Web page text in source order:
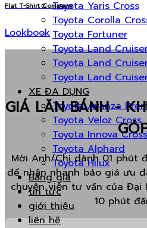
Toyota Yaris Cross
Toyota Corolla
Toyota Fortuner
Toyota Land
Toyota Land
Toyota Land
XE ĐA DỤNG
Toyota Avanza
Toyota Veloz Cross
Toyota Innova Cross
Toyota Alphard
Toyota Hilux
Bảng giá
tin tức
giới thiệu
liên hệ
Flat T-Shirt Company
Lookbook
GIÁ LĂN BÁNH -
Mời Anh/Chị dành 01 phút
để nhận nhanh báo giá ưu
chuyên viên tư vấn của Đại
10 phút